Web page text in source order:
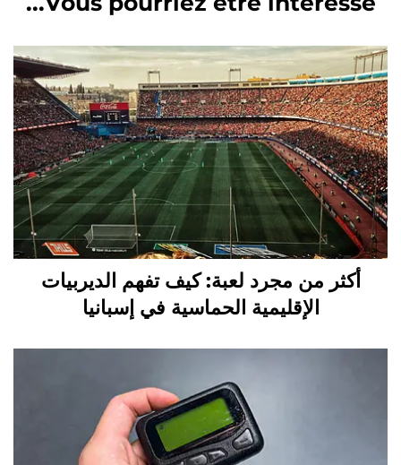
أكثر من مجرد لعبة: كيف تفهم الديربيات
الإقليمية الحماسية في إسبانيا